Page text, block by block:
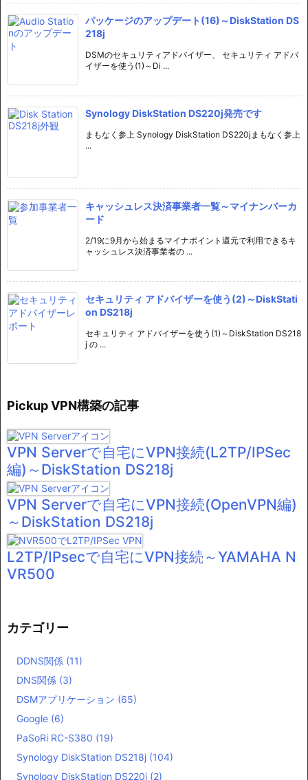
パッケージのアップデート(16)～DiskStation DS
218j
DSMのセキュリティアドバイザー、 セキュリティ アドバ
イザーを使う(1)～Di ...
Synology DiskStation DS220j発売です
まもなく参上 Synology DiskStation DS220jまもなく参上
...
キャッシュレス決済事業者一覧～マイナンバーカ
ード
2/19に9月から始まるマイナポイント還元で利用できるキ
ャッシュレス決済事業者の ...
セキュリティ アドバイザーを使う(2)～DiskStati
on DS218j
セキュリティ アドバイザーを使う(1)～DiskStation DS218
j の ...
Pickup VPN構築の記事
VPN Serverで自宅にVPN接続(L2TP/IPSec
編)～DiskStation DS218j
VPN Serverで自宅にVPN接続(OpenVPN編)
～DiskStation DS218j
L2TP/IPsecで自宅にVPN接続～YAMAHA N
VR500
カテゴリー
DDNS関係 (11)
DNS関係 (3)
DSMアプリケーション (65)
Google (6)
PaSoRi RC-S380 (19)
Synology DiskStation DS218j (104)
Synology DiskStation DS220j (2)